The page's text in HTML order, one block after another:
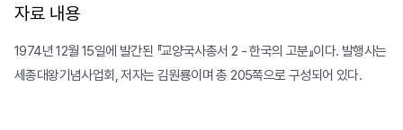
자료 내용
1974년 12월 15일에 발간된 『교양국사총서 2 - 한국의 고분』이다. 발행사는
세종대왕기념사업회, 저자는 김원룡이며 총 205쪽으로 구성되어 있다.